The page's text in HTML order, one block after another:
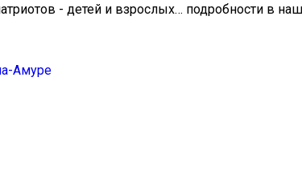
- детей и взрослых… подробности в
Амуре